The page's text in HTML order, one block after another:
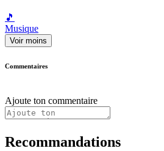
🎵
Musique
Voir moins
Commentaires
Ajoute ton commentaire
Recommandations